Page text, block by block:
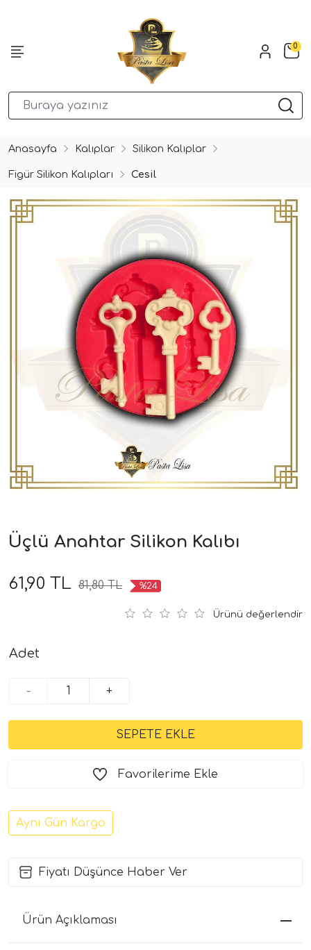
0
Anasayfa Kalıplar Silikon Kalıplar
Figür Silikon Kalıpları Cesil
Üçlü Anahtar Silikon Kalıbı
61,90 TL 81,80 TL %24
Ürünü değerlendir
Adet
- +
Favorilerime Ekle
Aynı Gün Kargo
Fiyatı Düşünce Haber Ver
Ürün Açıklaması